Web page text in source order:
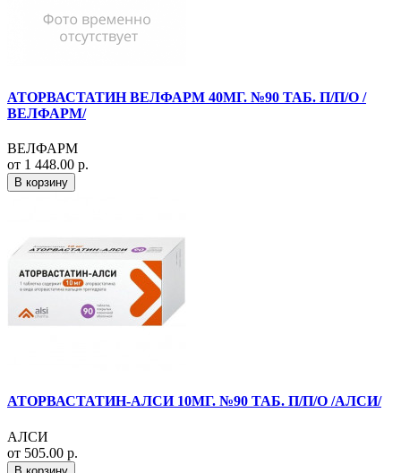
АТОРВАСТАТИН ВЕЛФАРМ 40МГ. №90 ТАБ. П/П/О /
ВЕЛФАРМ/
ВЕЛФАРМ
от 1 448.00 р.
В корзину
АТОРВАСТАТИН-АЛСИ 10МГ. №90 ТАБ. П/П/О /АЛСИ/
АЛСИ
от 505.00 р.
В корзину